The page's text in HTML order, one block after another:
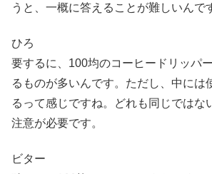
うと、一概に答えることが難しいんで
ひろ
要するに、100均のコーヒードリッパ
るものが多いんです。ただし、中には
るって感じですね。どれも同じではな
注意が必要です。
ビター